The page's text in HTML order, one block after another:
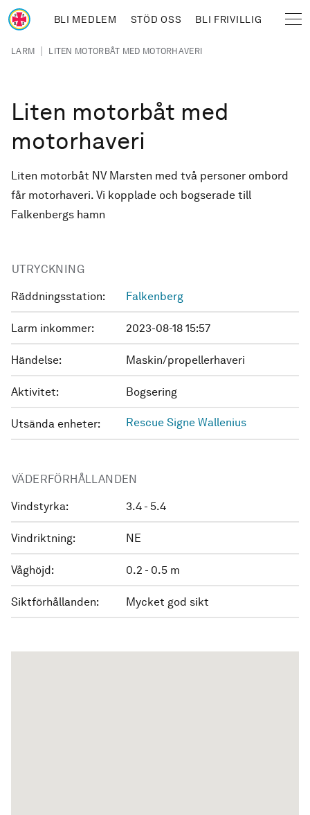
Hoppa till huvudinnehåll
BLI MEDLEM STÖD OSS BLI FRIVILLIG
Länkstig
LARM | LITEN MOTORBÅT MED MOTORHAVERI
Liten motorbåt med
motorhaveri
Liten motorbåt NV Marsten med två personer ombord
får motorhaveri. Vi kopplade och bogserade till
Falkenbergs hamn
UTRYCKNING
Räddningsstation: Falkenberg
Larm inkommer: 2023-08-18 15:57
Händelse: Maskin/propellerhaveri
Aktivitet: Bogsering
Utsända enheter: Rescue Signe Wallenius
VÄDERFÖRHÅLLANDEN
Vindstyrka: 3.4 - 5.4
Vindriktning: NE
Våghöjd: 0.2 - 0.5 m
Siktförhållanden: Mycket god sikt